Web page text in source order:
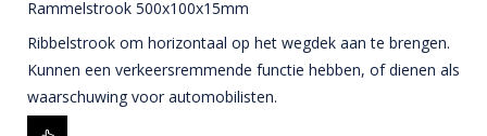
Rammelstrook 500x100x15mm
Ribbelstrook om horizontaal op het wegdek aan te brengen.
Kunnen een verkeersremmende functie hebben, of dienen als
waarschuwing voor automobilisten.